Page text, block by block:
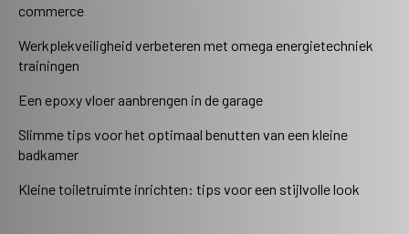
commerce
Werkplekveiligheid verbeteren met omega energietechniek
trainingen
Een epoxy vloer aanbrengen in de garage
Slimme tips voor het optimaal benutten van een kleine
badkamer
Kleine toiletruimte inrichten: tips voor een stijlvolle look